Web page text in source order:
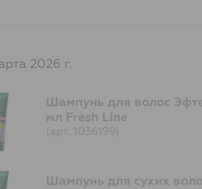
2026 г.
Шампунь для волос
мл Fresh Line
(арт. 1036199)
Шампунь для сухих